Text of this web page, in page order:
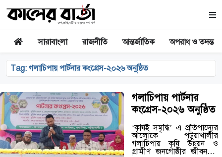
সারাবাংলা রাজনীতি আন্তর্জাতিক অপরাধ ও তদন্ত
Tag: গলাচিপায় পার্টনার কংগ্রেস-২০২৬ অনুষ্ঠিত
গলাচিপায় পার্টনার
কংগ্রেস-২০২৬ অনুষ্ঠিত
‘কৃষিই সমৃদ্ধি’ এ প্রতিপাদ্যের
আলোকে পটুয়াখালীর
গলাচিপায় কৃষি উন্নয়ন ও
গ্রামীণ জনগোষ্ঠীর জীবনমান